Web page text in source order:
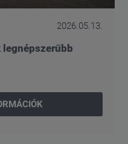
2026.05.13.
legnépszerűbb